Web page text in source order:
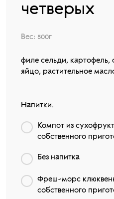
четверых
Вес: 500г
филе сельди, картофель,
яйцо, растительное
Напитки.
Компот из
собственного
Без напитка
Фреш-морс
собственного